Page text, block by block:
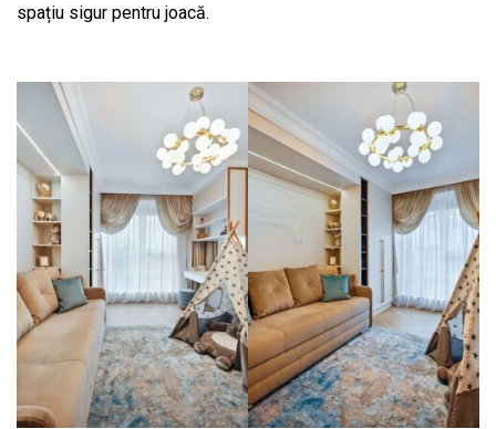
spațiu sigur pentru joacă.